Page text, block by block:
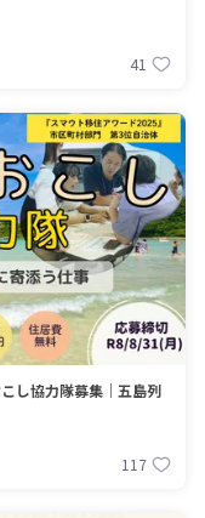
41
し協力隊募集｜五島列
117